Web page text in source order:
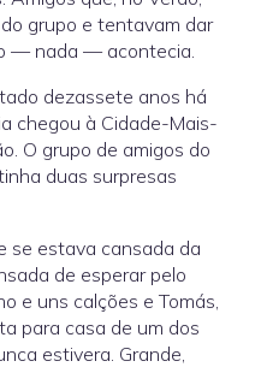
grupo e tentavam dar
— nada — acontecia.
dezassete anos há
chegou à Cidade-Mais-
O grupo de amigos do
duas surpresas
se estava cansada da
de esperar pelo
e uns calções e Tomás,
para casa de um dos
estivera. Grande,